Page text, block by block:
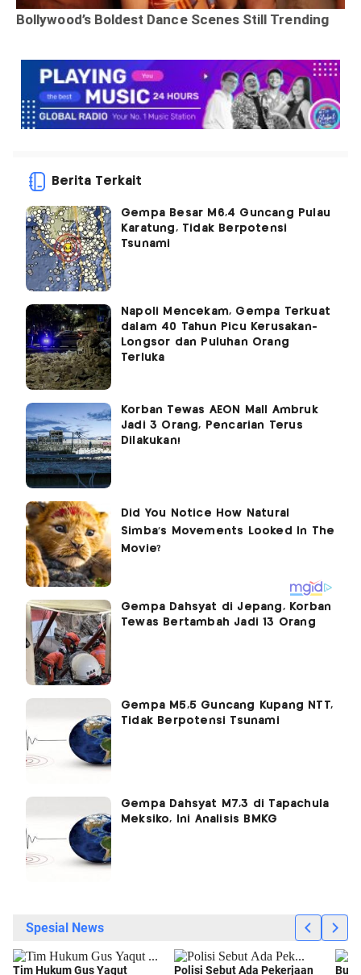
Berita Terkait
Gempa Besar M6,4 Guncang Pulau
Karatung, Tidak Berpotensi
Tsunami
Napoli Mencekam, Gempa Terkuat
dalam 40 Tahun Picu Kerusakan-
Longsor dan Puluhan Orang
Terluka
Korban Tewas AEON Mall Ambruk
Jadi 3 Orang, Pencarian Terus
Dilakukan!
Gempa Dahsyat di Jepang, Korban
Tewas Bertambah Jadi 13 Orang
Gempa M5,5 Guncang Kupang NTT,
Tidak Berpotensi Tsunami
Gempa Dahsyat M7,3 di Tapachula
Meksiko, Ini Analisis BMKG